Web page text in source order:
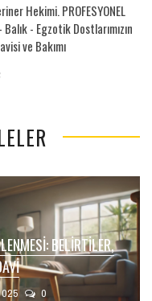
Hekimi. PROFESYONEL
- Egzotik Dostlarımızın
ve Bakımı
BELIRTILER,
0